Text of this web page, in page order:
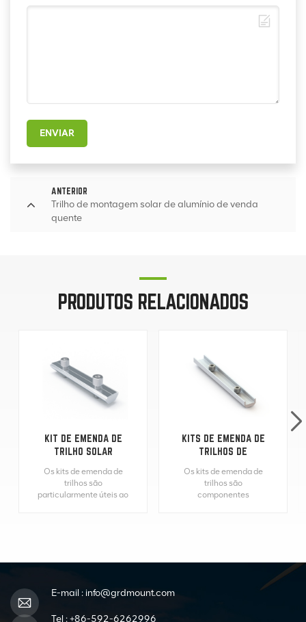
ENVIAR
ANTERIOR
Trilho de montagem solar de alumínio de venda
quente
PRODUTOS RELACIONADOS
KIT DE EMENDA DE
TRILHO SOLAR
ALUMÍNIO
Os kits de emenda de
trilhos são
particularmente úteis ao
longos para acomodar o
KITS DE EMENDA DE
TRILHOS DE
TELHADO DE PAINEL
Os kits de emenda de
trilhos são
componentes
garantem integridade
E-mail : info@grdmount.com
Tel :+86-592-6262996